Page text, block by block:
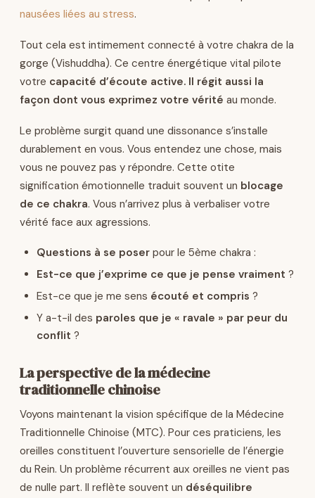
nausées liées au stress.
Tout cela est intimement connecté à votre chakra de la
gorge (Vishuddha). Ce centre énergétique vital pilote
votre capacité d’écoute active. Il régit aussi la
façon dont vous exprimez votre vérité au monde.
Le problème surgit quand une dissonance s’installe
durablement en vous. Vous entendez une chose, mais
vous ne pouvez pas y répondre. Cette otite
signification émotionnelle traduit souvent un blocage
de ce chakra. Vous n’arrivez plus à verbaliser votre
vérité face aux agressions.
Questions à se poser pour le 5ème chakra :
Est-ce que j’exprime ce que je pense vraiment ?
Est-ce que je me sens écouté et compris ?
Y a-t-il des paroles que je « ravale » par peur du
conflit ?
La perspective de la médecine
traditionnelle chinoise
Voyons maintenant la vision spécifique de la Médecine
Traditionnelle Chinoise (MTC). Pour ces praticiens, les
oreilles constituent l’ouverture sensorielle de l’énergie
du Rein. Un problème récurrent aux oreilles ne vient pas
de nulle part. Il reflète souvent un déséquilibre